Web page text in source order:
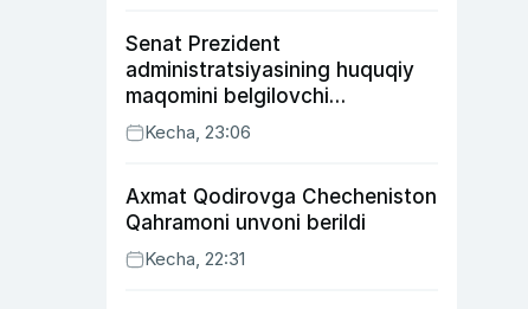
Senat Prezident
administratsiyasining huquqiy
maqomini belgilovchi
konstitutsiyaviy qonunni
ma’qulladi
Kecha, 23:06
Axmat Qodirovga Checheniston
Qahramoni unvoni berildi
Kecha, 22:31